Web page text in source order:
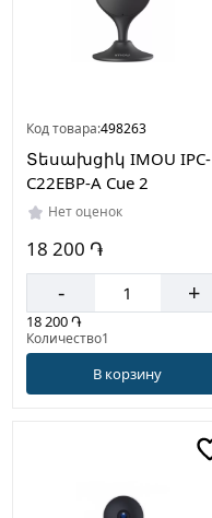
Код товара:498263
Տեսախցիկ IMOU IPC-
C22EBP-A Cue 2
Нет оценок
18 200 ֏
- +
18 200 ֏
Количество1
В корзину